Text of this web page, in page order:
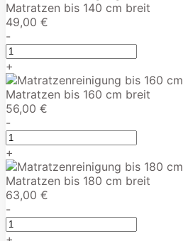
Matratzen bis 140 cm breit
49,00 €
-
+
Matratzen bis 160 cm breit
56,00 €
-
+
Matratzen bis 180 cm breit
63,00 €
-